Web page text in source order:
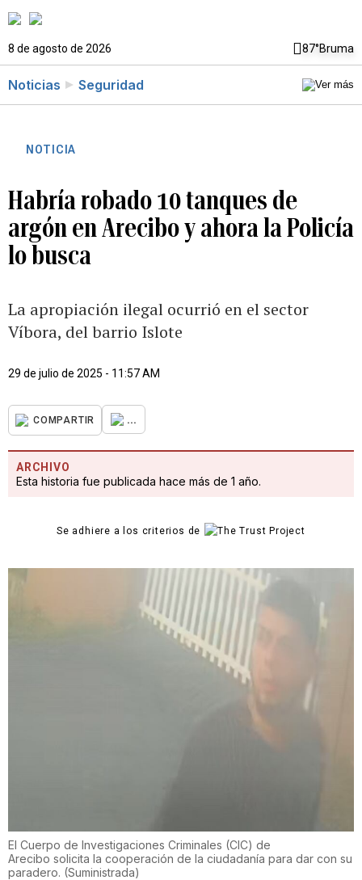
8 de agosto de 2026 87°Bruma
Noticias Seguridad
NOTICIA
Habría robado 10 tanques de
argón en Arecibo y ahora la Policía
lo busca
La apropiación ilegal ocurrió en el sector
Víbora, del barrio Islote
29 de julio de 2025 - 11:57 AM
COMPARTIR ...
ARCHIVO
Esta historia fue publicada hace más de 1 año.
Se adhiere a los criterios de
El Cuerpo de Investigaciones Criminales (CIC) de
Arecibo solicita la cooperación de la ciudadanía para dar con su
paradero. (Suministrada)